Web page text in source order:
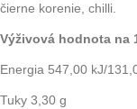
čierne korenie, chilli.
Výživová hodnota na
Energia 547,00 kJ/
Tuky 3,30 g